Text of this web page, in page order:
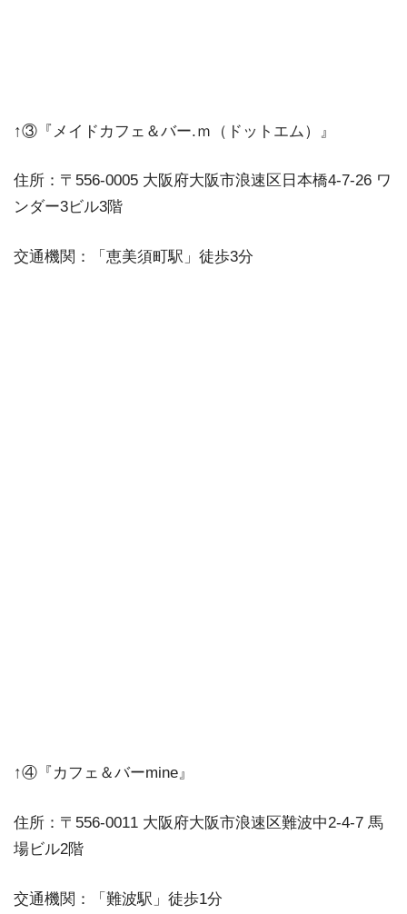
↑③『メイドカフェ＆バー.ｍ（ドットエム）』
住所：〒556-0005 大阪府大阪市浪速区日本橋4-7-26 ワ
ンダー3ビル3階
交通機関：「恵美須町駅」徒歩3分
↑④『カフェ＆バーmine』
住所：〒556-0011 大阪府大阪市浪速区難波中2-4-7 馬
場ビル2階
交通機関：「難波駅」徒歩1分